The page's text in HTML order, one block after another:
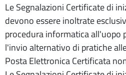
Le Segnalazioni Certificate di
devono essere inoltrate
procedura informatica all'uopo
l'invio alternativo di pratiche
Posta Elettronica Certificata